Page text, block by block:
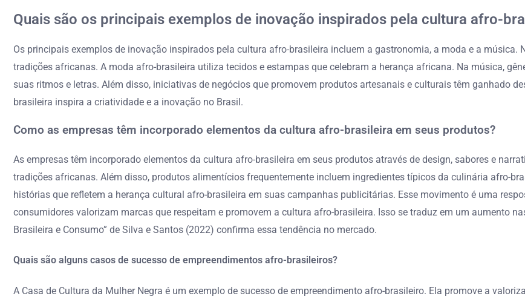
Quais são os principais exemplos de inovação inspirados pela cultura afro-
Os principais exemplos de inovação inspirados pela cultura afro-brasileira incluem a gastronomia, a moda e a
tradições africanas. A moda afro-brasileira utiliza tecidos e estampas que celebram a herança africana. Na música,
suas ritmos e letras. Além disso, iniciativas de negócios que promovem produtos artesanais e culturais têm ganhado
brasileira inspira a criatividade e a inovação no Brasil.
Como as empresas têm incorporado elementos da cultura afro-brasileira em seus produtos?
As empresas têm incorporado elementos da cultura afro-brasileira em seus produtos através de design, sabores e
tradições africanas. Além disso, produtos alimentícios frequentemente incluem ingredientes típicos da culinária afro-
histórias que refletem a herança cultural afro-brasileira em suas campanhas publicitárias. Esse movimento é uma
consumidores valorizam marcas que respeitam e promovem a cultura afro-brasileira. Isso se traduz em um aumento
Brasileira e Consumo” de Silva e Santos (2022) confirma essa tendência no mercado.
Quais são alguns casos de sucesso de empreendimentos afro-brasileiros?
A Casa de Cultura da Mulher Negra é um exemplo de sucesso de empreendimento afro-brasileiro. Ela promove a